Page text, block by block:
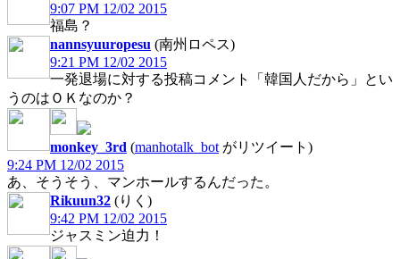
9:07 PM 12/02 2015
福島？
nannsyuuropesu (南州ロペス)
9:21 PM 12/02 2015
一発退場に対する投稿コメント「韓国人だから」とい
うのはＯＫなのか？
monkey_3rd (manhotalk_bot がリツイート)
9:24 PM 12/02 2015
あ、そうそう、マンホールするんだった。
Rikuun32 (りく)
9:42 PM 12/02 2015
ジャスミン迫力！